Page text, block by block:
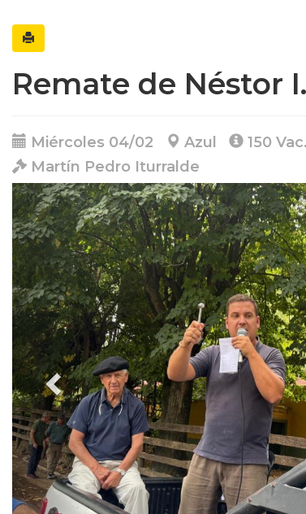
Remate de Néstor
Miércoles 04/02 Azul
150
Martín Pedro Iturralde
Anterior